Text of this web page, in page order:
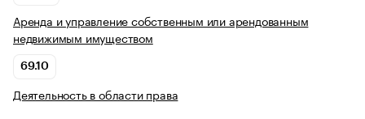
Аренда и управление собственным или арендованным
недвижимым имуществом
69.10
Деятельность в области права